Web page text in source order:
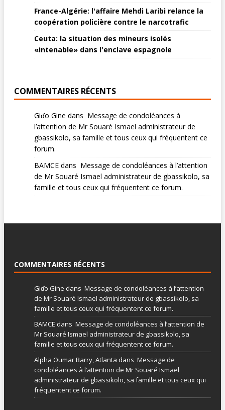
France-Algérie: l'affaire Mehdi Laribi relance la
coopération policière contre le narcotrafic
Ceuta: la situation des mineurs isolés
«intenable» dans l'enclave espagnole
COMMENTAIRES RÉCENTS
Giɗo Gine dans Message de condoléances à
l’attention de Mr Souaré Ismael administrateur de
gbassikolo, sa famille et tous ceux qui fréquentent ce
forum.
BAMCE dans Message de condoléances à l’attention
de Mr Souaré Ismael administrateur de gbassikolo, sa
famille et tous ceux qui fréquentent ce forum.
COMMENTAIRES RÉCENTS
Giɗo Gine dans Message de condoléances à l’attention
de Mr Souaré Ismael administrateur de gbassikolo, sa
famille et tous ceux qui fréquentent ce forum.
BAMCE dans Message de condoléances à l’attention de
Mr Souaré Ismael administrateur de gbassikolo, sa
famille et tous ceux qui fréquentent ce forum.
Alpha Oumar Barry, Atlanta dans Message de
condoléances à l’attention de Mr Souaré Ismael
administrateur de gbassikolo, sa famille et tous ceux qui
fréquentent ce forum.